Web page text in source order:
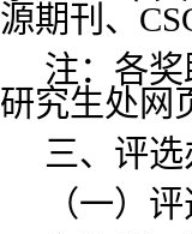
源期刊、
注：各
研究生处网
三、评
（一）